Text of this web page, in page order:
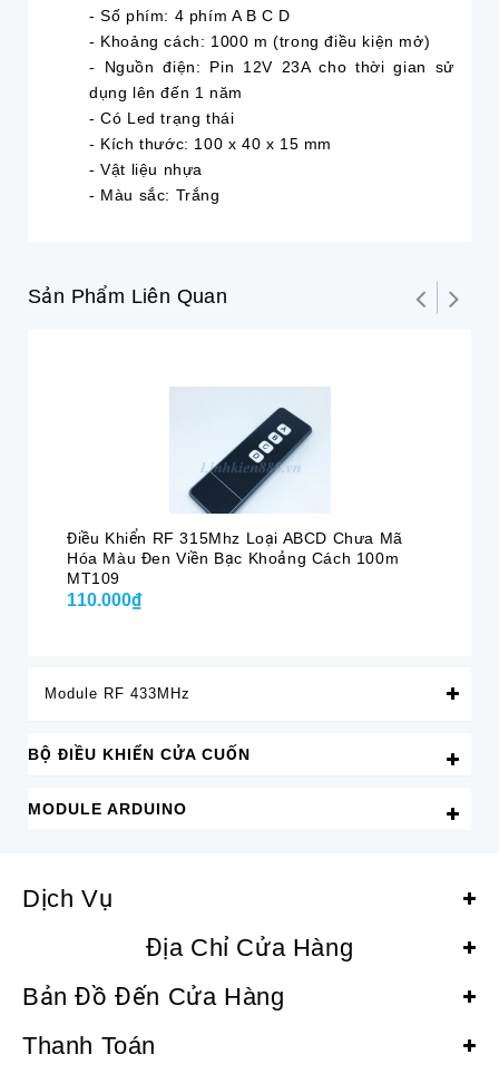
- Số phím: 4 phím A B C D
- Khoảng cách: 1000 m (trong điều kiện mở)
- Nguồn điện: Pin 12V 23A cho thời gian sử
dụng lên đến 1 năm
- Có Led trạng thái
- Kích thước: 100 x 40 x 15 mm
- Vật liệu nhựa
- Màu sắc: Trắng
Sản Phẩm Liên Quan
Điều Khiển RF 315Mhz Loại ABCD Chưa Mã
Hóa Màu Đen Viền Bạc Khoảng Cách 100m
MT109
110.000₫
Module RF 433MHz
BỘ ĐIỀU KHIỂN CỬA CUỐN
MODULE ARDUINO
Dịch Vụ
Địa Chỉ Cửa Hàng
Bản Đồ Đến Cửa Hàng
Thanh Toán